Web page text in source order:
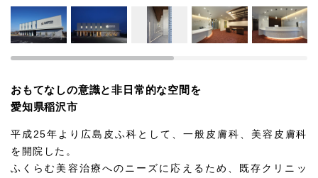
おもてなしの意識と非日常的な空間を
愛知県稲沢市
平成25年より広島皮ふ科として、一般皮膚科、美容皮膚科
を開院した。
ふくらむ美容治療へのニーズに応えるため、既存クリニッ